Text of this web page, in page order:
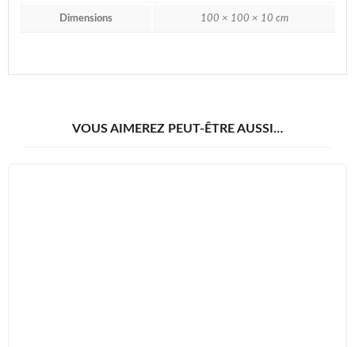
Dimensions 100 × 100 × 10 cm
VOUS AIMEREZ PEUT-ÊTRE AUSSI…